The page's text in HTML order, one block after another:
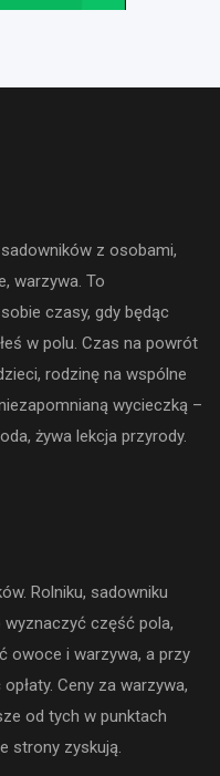
z osobami,
warzywa. To
czasy, gdy będąc
w polu. Czas na powrót
rodzinę na wspólne
wycieczką –
żywa lekcja przyrody.
Rolniku, sadowniku
część pola,
owoce i warzywa, a przy
Ceny za warzywa,
od tych w punktach
strony zyskują.